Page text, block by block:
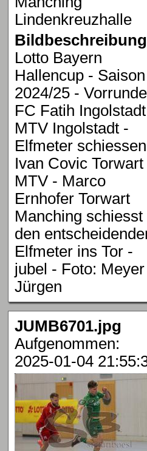
Lindenkreuzhalle
Lotto Bayern
Hallencup - Saison
2024/25 - Vorrunde
FC Fatih Ingolstadt
MTV Ingolstadt -
Elfmeter
Ivan Covic Torwart
MTV - Marco
Ernhofer Torwart
Manching schiesst
den
Elfmeter ins Tor -
jubel - Foto: Meyer
Jürgen
JUMB6701.jpg
Aufgenommen:
2025-01-04